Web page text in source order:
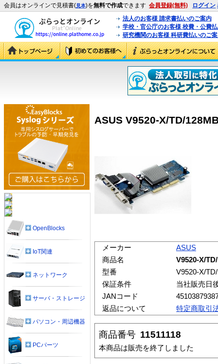
会員はオンラインで見積書(見本)を無料で作成できます 会員登録(無料) ログイン
法人のお客様 請求書払いのご案内
学校・官公庁のお客様 校費・公費
研究機関のお客様 科研費払いのご
ASUS V9520-X/TD/
メーカー
ASUS
商品名
V9520-X/
型番
V9520-X/
保証条件
当社販売日
JANコード
返品について
特定商取引
商品番号 11511118
本商品は販売を終了しました
OpenBlocks
IoT関連
ネットワーク
サーバ・ストレージ
パソコン・周辺機器
PCパーツ